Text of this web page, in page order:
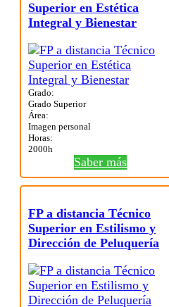
Superior en Estética
Integral y Bienestar
Grado:
Grado Superior
Área:
Imagen personal
Horas:
2000h
Saber más
FP a distancia Técnico
Superior en Estilismo y
Dirección de Peluquería